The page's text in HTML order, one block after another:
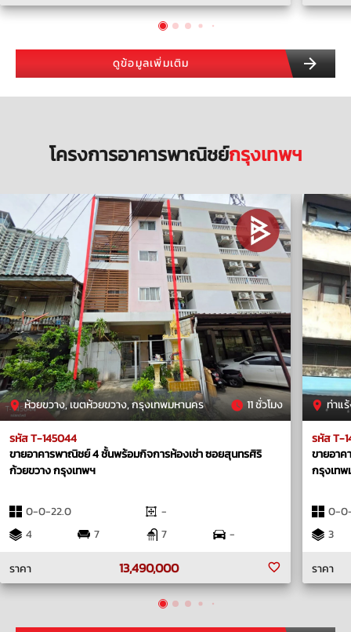
ดูข้อมูลเพิ่มเติม
โครงการอาคารพาณิชย์กรุงเทพฯ
ห้วยขวาง, เขตห้วยขวาง, กรุงเทพมหานคร 11 ชั่วโมง
รหัส T-145044
ขายอาคารพาณิชย์ 4 ชั้นพร้อมกิจการห้องเช่า ซอยสุนทรศิริ
ก้วยขวาง กรุงเทพฯ
0-0-22.0
-
4
7 7
-
ราคา
13,490,000
ท่าแ
รหัส T-
ขายอาค
กรุงเท
0-
3
ราคา